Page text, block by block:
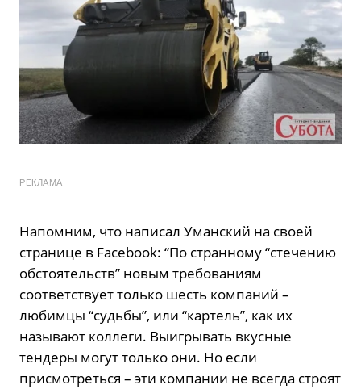
РЕКЛАМА
Напомним, что написал Уманский на своей
странице в Facebook: “По странному “стечению
обстоятельств” новым требованиям
соответствует только шесть компаний –
любимцы “судьбы”, или “картель”, как их
называют коллеги. Выигрывать вкусные
тендеры могут только они. Но если
присмотреться – эти компании не всегда строят